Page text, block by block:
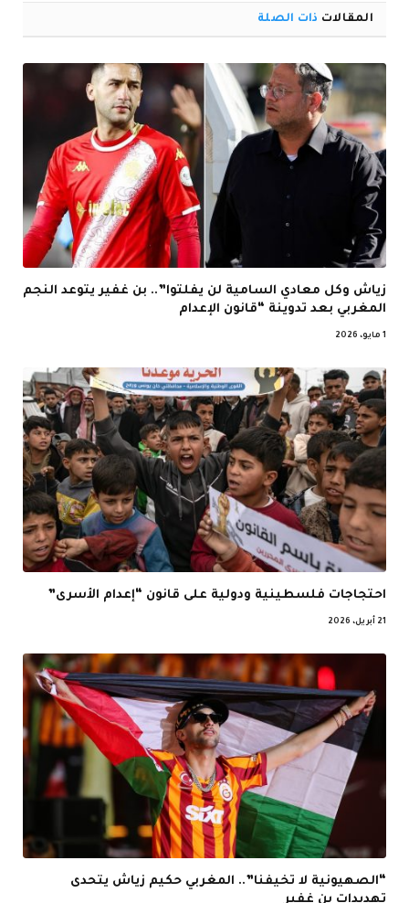
المقالات ذات الصلة
زياش وكل معادي السامية لن يفلتوا”.. بن غفير يتوعد النجم
المغربي بعد تدوينة “قانون الإعدام
1 مايو، 2026
احتجاجات فلسطينية ودولية على قانون “إعدام الأسرى”
21 أبريل، 2026
“الصهيونية لا تخيفنا”.. المغربي حكيم زياش يتحدى
تهديدات بن غفير